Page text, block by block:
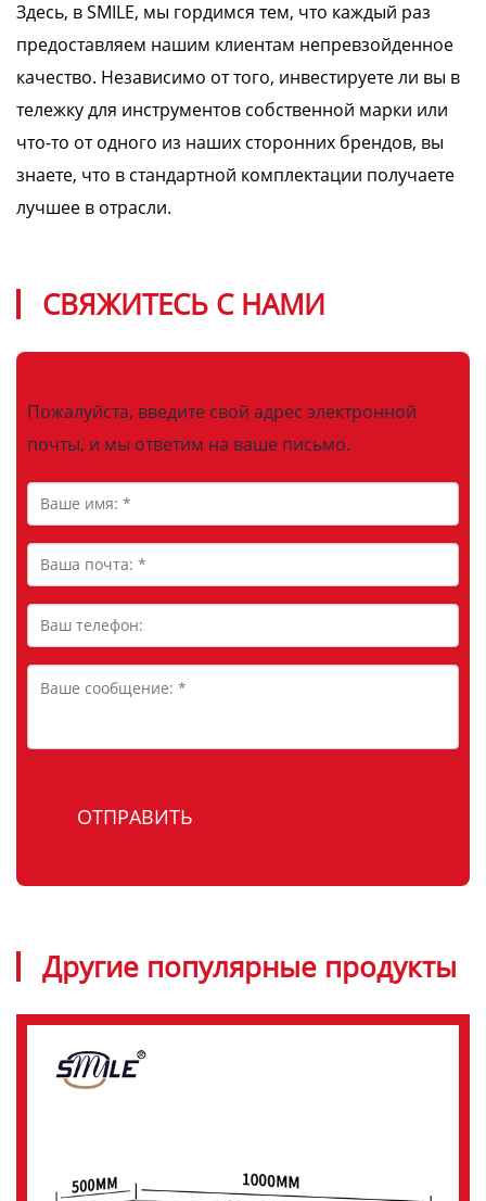
Здесь, в SMILE, мы гордимся тем, что каждый раз
предоставляем нашим клиентам непревзойденное
качество. Независимо от того, инвестируете ли вы в
тележку для инструментов собственной марки или
что-то от одного из наших сторонних брендов, вы
знаете, что в стандартной комплектации получаете
лучшее в отрасли.
СВЯЖИТЕСЬ С НАМИ
Пожалуйста, введите свой адрес электронной
почты, и мы ответим на ваше письмо.
Другие популярные продукты